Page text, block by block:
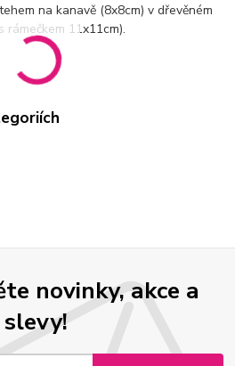
na kanavě (8x8cm) v dřevěném
rámečkem 11x11cm).
novinky, akce a
slevy!